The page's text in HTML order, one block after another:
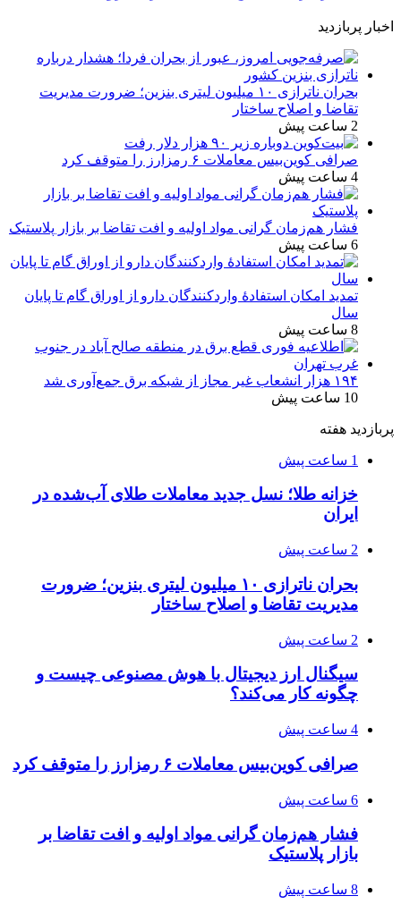
اخبار پربازدید
بحران ناترازی ۱۰ میلیون لیتری بنزین؛ ضرورت مدیریت
تقاضا و اصلاح ساختار
2 ساعت پیش
صرافی کوین‌بیس معاملات ۶ رمزارز را متوقف کرد
4 ساعت پیش
فشار هم‌زمان گرانی مواد اولیه و افت تقاضا بر بازار پلاستیک
6 ساعت پیش
تمدید امکان استفادۀ واردکنندگان دارو از اوراق گام تا پایان
سال
8 ساعت پیش
۱۹۴ هزار انشعاب غیر مجاز از شبکه برق جمع‌آوری شد
10 ساعت پیش
پربازدید هفته
1 ساعت پیش
خزانه طلا؛ نسل جدید معاملات طلای آب‌شده در
ایران
2 ساعت پیش
بحران ناترازی ۱۰ میلیون لیتری بنزین؛ ضرورت
مدیریت تقاضا و اصلاح ساختار
2 ساعت پیش
سیگنال ارز دیجیتال با هوش مصنوعی چیست و
چگونه کار می‌کند؟
4 ساعت پیش
صرافی کوین‌بیس معاملات ۶ رمزارز را متوقف کرد
6 ساعت پیش
فشار هم‌زمان گرانی مواد اولیه و افت تقاضا بر
بازار پلاستیک
8 ساعت پیش